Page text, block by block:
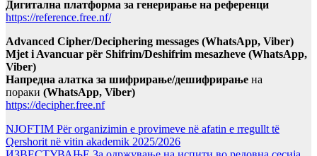
Дигитална платформа за генерирање на референци
https://reference.free.nf/
Advanced Cipher/Deciphering messages (WhatsApp, Viber)
Mjet i Avancuar për Shifrim/Deshifrim mesazheve (WhatsApp,
Viber)
Напредна алатка за шифрирање/дешифрирање на
пораки (WhatsApp, Viber)
https://decipher.free.nf
NJOFTIM Për organizimin e provimeve në afatin e rregullt të
Qershorit në vitin akademik 2025/2026